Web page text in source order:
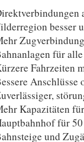
besser
für
Fahrzeiten
Anschlüsse
Kapazitäten
für
und